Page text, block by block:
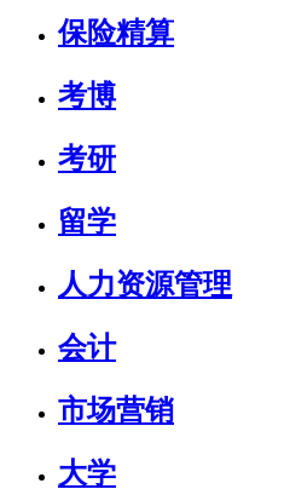
保险精算
考博
考研
留学
人力资源管理
会计
市场营销
大学